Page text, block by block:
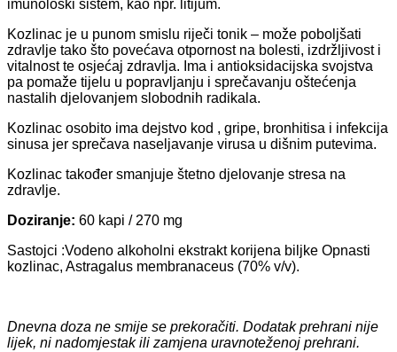
imunološki sistem, kao npr. litijum.
Kozlinac je u punom smislu riječi tonik – može poboljšati
zdravlje tako što povećava otpornost na bolesti, izdržljivost i
vitalnost te osjećaj zdravlja. Ima i antioksidacijska svojstva
pa pomaže tijelu u popravljanju i sprečavanju oštećenja
nastalih djelovanjem slobodnih radikala.
Kozlinac osobito ima dejstvo kod , gripe, bronhitisa i infekcija
sinusa jer sprečava naseljavanje virusa u dišnim putevima.
Kozlinac također smanjuje štetno djelovanje stresa na
zdravlje.
Doziranje: 60 kapi / 270 mg
Sastojci :Vodeno alkoholni ekstrakt korijena biljke Opnasti
kozlinac, Astragalus membranaceus (70% v/v).
Dnevna doza ne smije se prekoračiti. Dodatak prehrani nije
lijek, ni nadomjestak ili zamjena uravnoteženoj prehrani.